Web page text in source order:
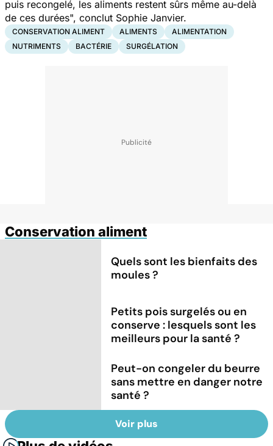
puis recongelé, les aliments restent sûrs même au-delà
de ces durées", conclut Sophie Janvier.
CONSERVATION ALIMENT ALIMENTS
ALIMENTATION
NUTRIMENTS
BACTÉRIE SURGÉLATION
Conservation aliment
Quels sont les bienfaits des
moules ?
Petits pois surgelés ou en
conserve : lesquels sont les
meilleurs pour la santé ?
Peut-on congeler du beurre
sans mettre en danger notre
santé ?
Voir plus